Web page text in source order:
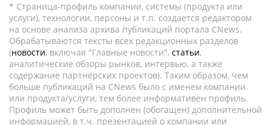
* Страница-профиль компании, системы (продукта или
услуги), технологии, персоны и т.п. создается редактором
на основе анализа архива публикаций портала CNews.
Обрабатываются тексты всех редакционных разделов
(новости, включая "Главные новости", статьи,
аналитические обзоры рынков, интервью, а также
содержание партнёрских проектов). Таким образом, чем
больше публикаций на CNews было с именем компании
или продукта/услуги, тем более информативен профиль.
Профиль может быть дополнен (обогащен) дополнительной
информацией, в т.ч. презентацией о компании или